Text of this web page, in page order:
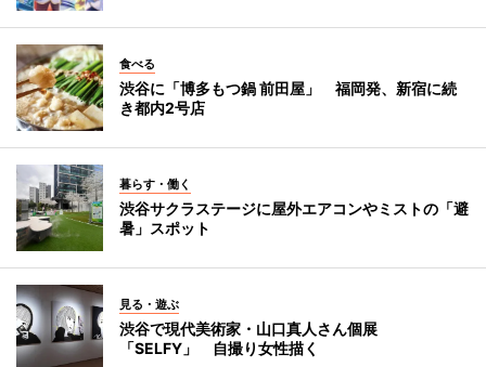
食べる
渋谷に「博多もつ鍋 前田屋」 福岡発、新宿に続
き都内2号店
暮らす・働く
渋谷サクラステージに屋外エアコンやミストの「避
暑」スポット
見る・遊ぶ
渋谷で現代美術家・山口真人さん個展
「SELFY」 自撮り女性描く